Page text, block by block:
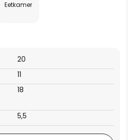
Eetkamer
11
20
18
5,5